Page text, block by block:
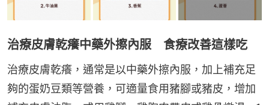
治療皮膚乾癢中藥外擦內服 食療改善這樣吃
治療皮膚乾癢，通常是以中藥外擦內服，加上補充足
夠的蛋奶豆類等營養，可適量食用豬腳或豬皮，增加